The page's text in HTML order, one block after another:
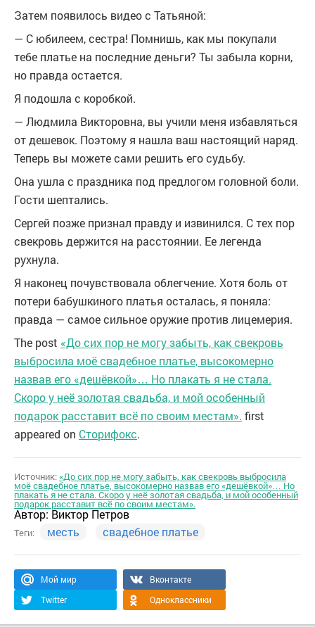
Затем появилось видео с Татьяной:
— С юбилеем, сестра! Помнишь, как мы покупали
тебе платье на последние деньги? Ты забыла корни,
но правда остается.
Я подошла с коробкой.
— Людмила Викторовна, вы учили меня избавляться
от дешевок. Поэтому я нашла ваш настоящий наряд.
Теперь вы можете сами решить его судьбу.
Она ушла с праздника под предлогом головной боли.
Гости шептались.
Сергей позже признал правду и извинился. С тех пор
свекровь держится на расстоянии. Ее легенда
рухнула.
Я наконец почувствовала облегчение. Хотя боль от
потери бабушкиного платья осталась, я поняла:
правда — самое сильное оружие против лицемерия.
The post «До сих пор не могу забыть, как свекровь
выбросила моё свадебное платье, высокомерно
назвав его «дешёвкой»… Но плакать я не стала.
Скоро у неё золотая свадьба, и мой особенный
подарок расставит всё по своим местам». first
appeared on Сторифокс.
Источник:«До сих пор не могу забыть, как свекровь выбросила
моё свадебное платье, высокомерно назвав его «дешёвкой»… Но
плакать я не стала. Скоро у неё золотая свадьба, и мой особенный
подарок расставит всё по своим местам».
Автор:Виктор Петров
Теги: месть свадебное платье
Мой мир
Вконтакте
Twitter
Одноклассники